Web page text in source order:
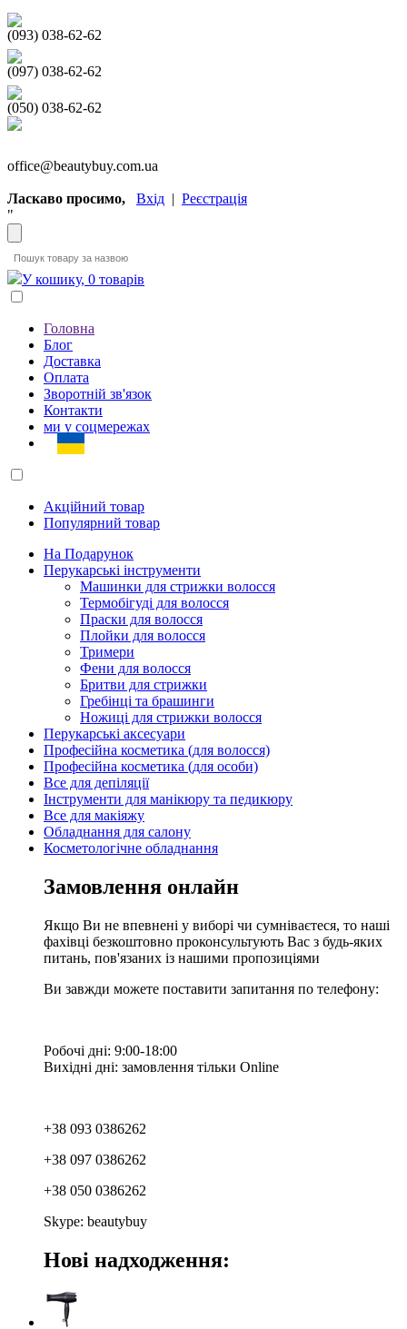
(093) 038-62-62
(097) 038-62-62
(050) 038-62-62
office@beautybuy.com.ua
Ласкаво просимо, Вхід | Реєстрація
"
У кошику, 0 товарів
Головна
Блог
Доставка
Оплата
Зворотній зв'язок
Контакти
ми у соцмережах
Акційний товар
Популярний товар
На Подарунок
Перукарські інструменти
Машинки для стрижки волосся
Термобігуді для волосся
Праски для волосся
Плойки для волосся
Тримери
Фени для волосся
Бритви для стрижки
Гребінці та брашинги
Ножиці для стрижки волосся
Перукарські аксесуари
Професійна косметика (для волосся)
Професійна косметика (для особи)
Все для депіляції
Інструменти для манікюру та педикюру
Все для макіяжу
Обладнання для салону
Косметологічне обладнання
Замовлення онлайн
Якщо Ви не впевнені у виборі чи сумніваєтеся, то наші
фахівці безкоштовно проконсультують Вас з будь-яких
питань, пов'язаних із нашими пропозиціями
Ви завжди можете поставити запитання по телефону:
Робочі дні: 9:00-18:00
Вихідні дні: замовлення тільки Online
+38 093 0386262
+38 097 0386262
+38 050 0386262
Skype: beautybuy
Нові надходження: